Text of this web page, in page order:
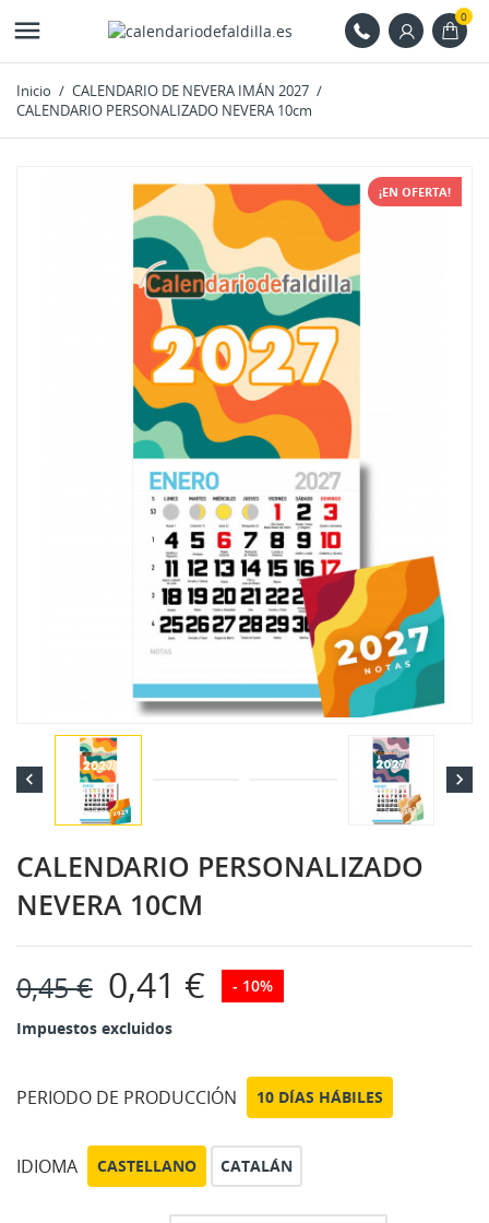
 0
Inicio
CALENDARIO DE NEVERA IMÁN 2027
CALENDARIO PERSONALIZADO NEVERA 10cm
¡EN OFERTA!
 
CALENDARIO PERSONALIZADO
NEVERA 10CM
0,45 € 0,41 € - 10%
Impuestos excluidos
PERIODO DE PRODUCCIÓN 10 DÍAS HÁBILES
IDIOMA CASTELLANO CATALÁN